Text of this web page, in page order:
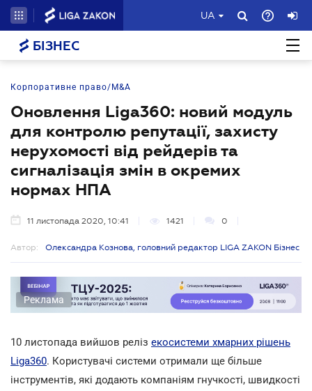
UA
БІЗНЕС
Корпоративне право/M&A
Оновлення Liga360: новий модуль
для контролю репутації, захисту
нерухомості від рейдерів та
сигналізація змін в окремих
нормах НПА
11 листопада 2020, 10:41 1421 0
Автор: Олександра Кознова, головний редактор LIGA ZAKON Бізнес
Реклама
10 листопада вийшов реліз екосистеми хмарних рішень
Liga360. Користувачі системи отримали ще більше
інструментів, які додають компаніям гнучкості, швидкості